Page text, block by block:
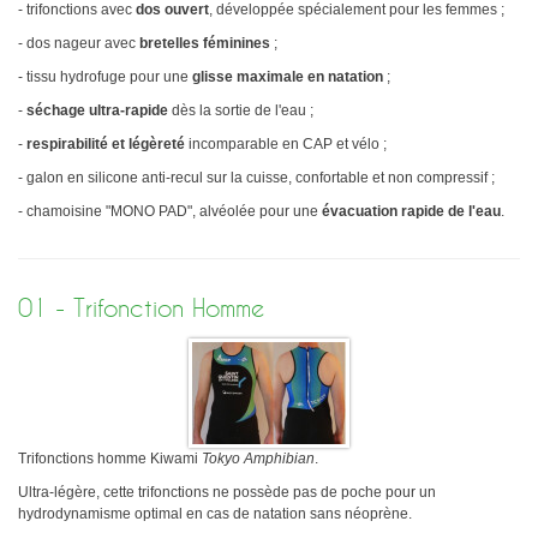
Sélectif Jeunes 2011
- trifonctions avec dos ouvert, développée spécialement pour les femmes ;
- dos nageur avec bretelles féminines ;
- tissu hydrofuge pour une glisse maximale en natation ;
- séchage ultra-rapide dès la sortie de l'eau ;
- respirabilité et légèreté incomparable en CAP et vélo ;
- galon en silicone anti-recul sur la cuisse, confortable et non compressif ;
- chamoisine "MONO PAD", alvéolée pour une évacuation rapide de l'eau.
01 - Trifonction Homme
Trifonctions homme Kiwami Tokyo Amphibian.
Ultra-légère, cette trifonctions ne possède pas de poche pour un
hydrodynamisme optimal en cas de natation sans néoprène.